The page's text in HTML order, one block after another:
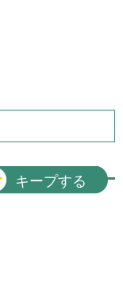
キープする